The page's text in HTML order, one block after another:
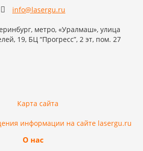
info@lasergu.ru
метро, «Уралмаш», улица
19, БЦ “Прогресс”, 2 эт, пом. 27
Карта сайта
информации на сайте lasergu.ru
О нас